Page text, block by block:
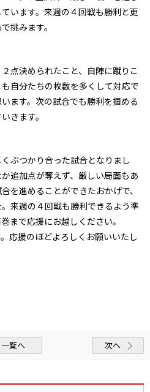
います。来週の４回戦も勝利と更
挑みます。
点決められたこと、自陣に蹴りこ
自分たちの枚数を多くして対応で
ます。次の試合でも勝利を掴める
きます。
ぶつかり合った試合となりまし
追加点が奪えず、厳しい局面もあ
を進めることができたおかげで、
来週の４回戦も勝利できるよう準
まで応援にお越しください。
応援のほどよろしくお願いいたし
一覧へ 次へ